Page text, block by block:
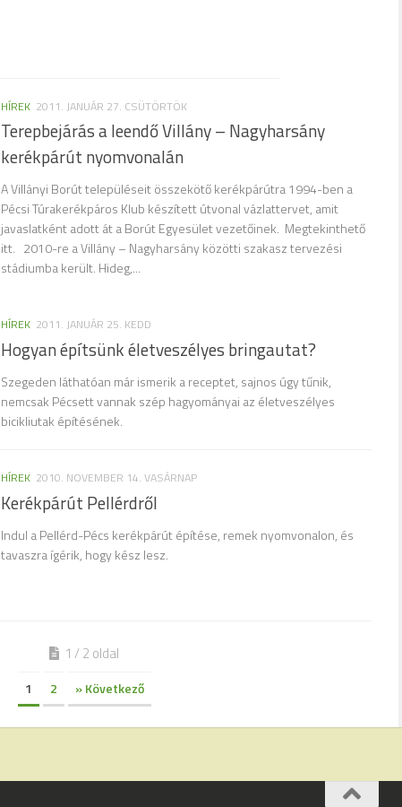
HÍREK 2011. JANUÁR 27. CSÜTÖRTÖK
Terepbejárás a leendő Villány – Nagyharsány
kerékpárút nyomvonalán
A Villányi Borút településeit összekötő kerékpárútra 1994-ben a
Pécsi Túrakerékpáros Klub készített útvonal vázlattervet, amit
javaslatként adott át a Borút Egyesület vezetőinek. Megtekinthető
itt. 2010-re a Villány – Nagyharsány közötti szakasz tervezési
stádiumba került. Hideg,...
HÍREK 2011. JANUÁR 25. KEDD
Hogyan építsünk életveszélyes bringautat?
Szegeden láthatóan már ismerik a receptet, sajnos úgy tűnik,
nemcsak Pécsett vannak szép hagyományai az életveszélyes
bicikliutak építésének.
HÍREK 2010. NOVEMBER 14. VASÁRNAP
Kerékpárút Pellérdről
Indul a Pellérd-Pécs kerékpárút építése, remek nyomvonalon, és
tavaszra ígérik, hogy kész lesz.
1 / 2 oldal
1 2 » Következő